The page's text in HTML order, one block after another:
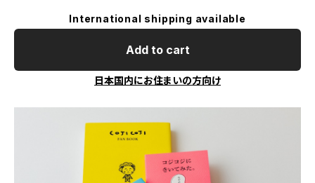
International shipping available
Add to cart
日本国内にお住まいの方向け